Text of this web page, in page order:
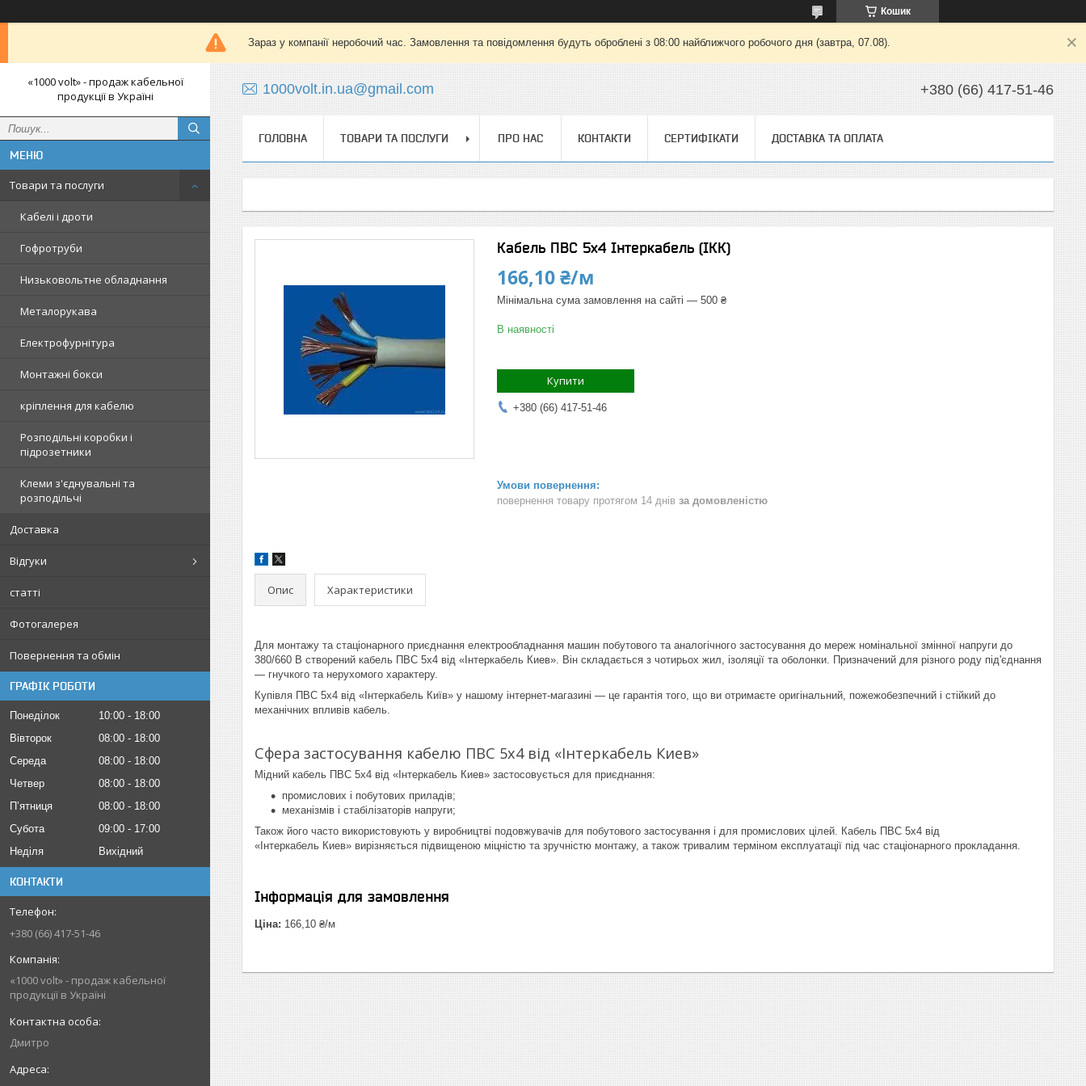
Кошик
Зараз у компанії неробочий час. Замовлення та повідомлення будуть оброблені з 08:00 найближчого робочого дня (завтра, 07.08).
«1000 volt» - продаж кабельної
продукції в Україні
Товари та послуги
Кабелі і дроти
Гофротруби
Низьковольтне обладнання
Металорукава
Електрофурнітура
Монтажні бокси
кріплення для кабелю
Розподільні коробки і
підрозетники
Клеми з'єднувальні та
розподільчі
Доставка
Відгуки
статті
Фотогалерея
Повернення та обмін
ГРАФІК РОБОТИ
Понеділок 10:00
18:00
Вівторок
08:00
18:00
Середа
08:00
18:00
Четвер
08:00
18:00
Пʼятниця
08:00
18:00
Субота
09:00
17:00
Неділя
Вихідний
КОНТАКТИ
+380 (66) 417-51-46
«1000 volt» - продаж кабельної
продукції в Україні
Дмитро
1000volt.in.ua@gmail.com +380 (66) 417-51-46
ГОЛОВНА ТОВАРИ ТА ПОСЛУГИ ПРО НАС КОНТАКТИ СЕРТИФІКАТИ ДОСТАВКА ТА ОПЛАТА
Кабель ПВС 5х4 Інтеркабель (ІКК)
166,10 ₴/м
Мінімальна сума замовлення на сайті — 500 ₴
В наявності
Купити
+380 (66) 417-51-46
повернення товару протягом 14 днів за домовленістю
Опис Характеристики
Для монтажу та стаціонарного приєднання електрообладнання машин побутового та аналогічного застосування до мереж номінальної змінної напруги до
380/660 В створений кабель ПВС 5х4 від «Інтеркабель Киев». Він складається з чотирьох жил, ізоляції та оболонки. Призначений для різного роду під'єднання
— гнучкого та нерухомого характеру.
Купівля ПВС 5х4 від «Інтеркабель Київ» у нашому інтернет-магазині — це гарантія того, що ви отримаєте оригінальний, пожежобезпечний і стійкий до
механічних впливів кабель.
Сфера застосування кабелю ПВС 5х4 від «Інтеркабель Киев»
Мідний кабель ПВС 5х4 від «Інтеркабель Киев» застосовується для приєднання:
промислових і побутових приладів;
механізмів і стабілізаторів напруги;
Також його часто використовують у виробництві подовжувачів для побутового застосування і для промислових цілей. Кабель ПВС 5х4 від
«Інтеркабель Киев» вирізняється підвищеною міцністю та зручністю монтажу, а також тривалим терміном експлуатації під час стаціонарного прокладання.
Інформація для замовлення
Ціна: 166,10 ₴/м